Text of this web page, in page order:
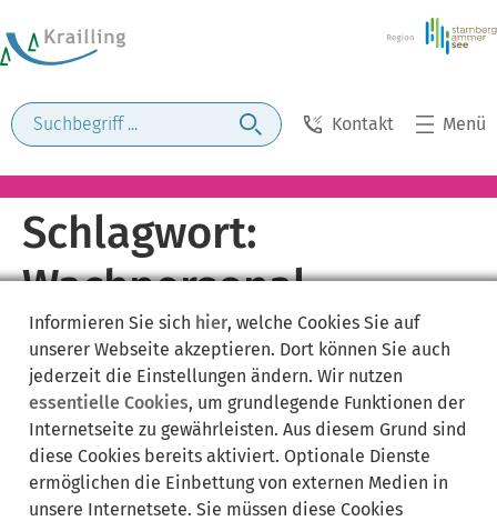
Kontakt Menü
Schlagwort:
Wachpersonal
Informieren Sie sich hier, welche Cookies Sie auf
unserer Webseite akzeptieren. Dort können Sie auch
jederzeit die Einstellungen ändern. Wir nutzen
essentielle Cookies, um grundlegende Funktionen der
Internetseite zu gewährleisten. Aus diesem Grund sind
diese Cookies bereits aktiviert. Optionale Dienste
ermöglichen die Einbettung von externen Medien in
unsere Internetsete. Sie müssen diese Cookies